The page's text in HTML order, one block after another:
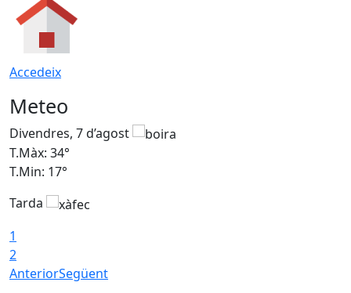
Accedeix
Meteo
Divendres, 7 d’agost
T.Màx: 34°
T.Min: 17°
Tarda
1
2
AnteriorSegüent